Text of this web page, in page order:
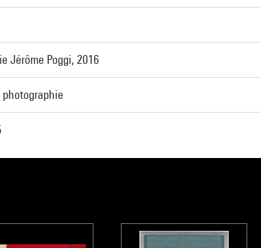
Jérôme Poggi, 2016